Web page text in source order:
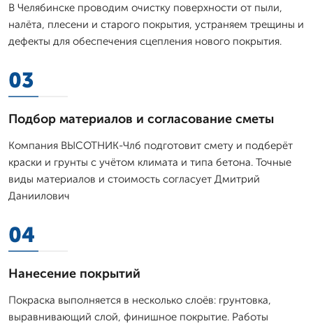
В Челябинске проводим очистку поверхности от пыли,
налёта, плесени и старого покрытия, устраняем трещины и
дефекты для обеспечения сцепления нового покрытия.
03
Подбор материалов и согласование сметы
Компания ВЫСОТНИК-Члб подготовит смету и подберёт
краски и грунты с учётом климата и типа бетона. Точные
виды материалов и стоимость согласует Дмитpий
Даниилович
04
Нанесение покрытий
Покраска выполняется в несколько слоёв: грунтовка,
выравнивающий слой, финишное покрытие. Работы